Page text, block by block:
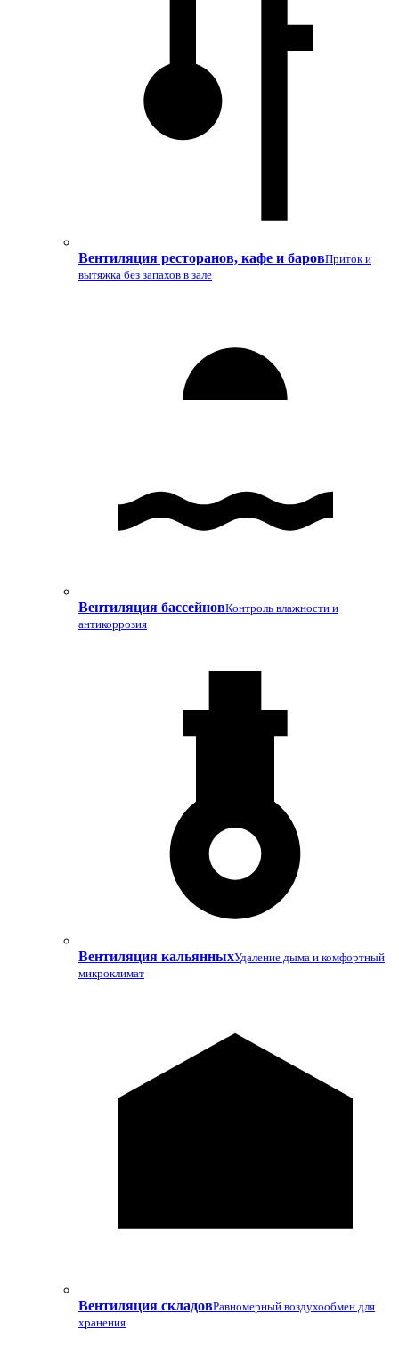
Вентиляция ресторанов, кафе и баровПриток и
вытяжка без запахов в зале
Вентиляция бассейновКонтроль влажности и
антикоррозия
Вентиляция кальянныхУдаление дыма и комфортный
микроклимат
Вентиляция складовРавномерный воздухообмен для
хранения